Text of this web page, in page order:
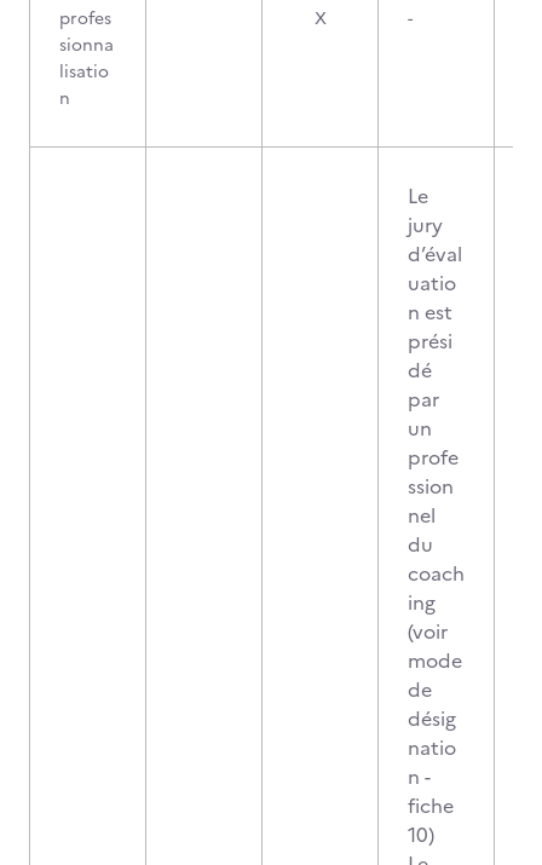
profes
sionna
lisatio
n
X -
Le
jury
d’éval
uatio
n est
prési
dé
par
un
profe
ssion
nel
du
coach
ing
(voir
mode
de
désig
natio
n -
fiche
10)